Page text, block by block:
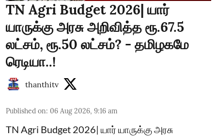
TN Agri Budget 2026| யார்
யாருக்கு அரசு அறிவித்த ரூ.67.5
லட்சம், ரூ.50 லட்சம்? - தமிழகமே
ரெடியா..!
thanthitv
Published on: 06 Aug 2026, 9:16 am
TN Agri Budget 2026| யார் யாருக்கு அரசு